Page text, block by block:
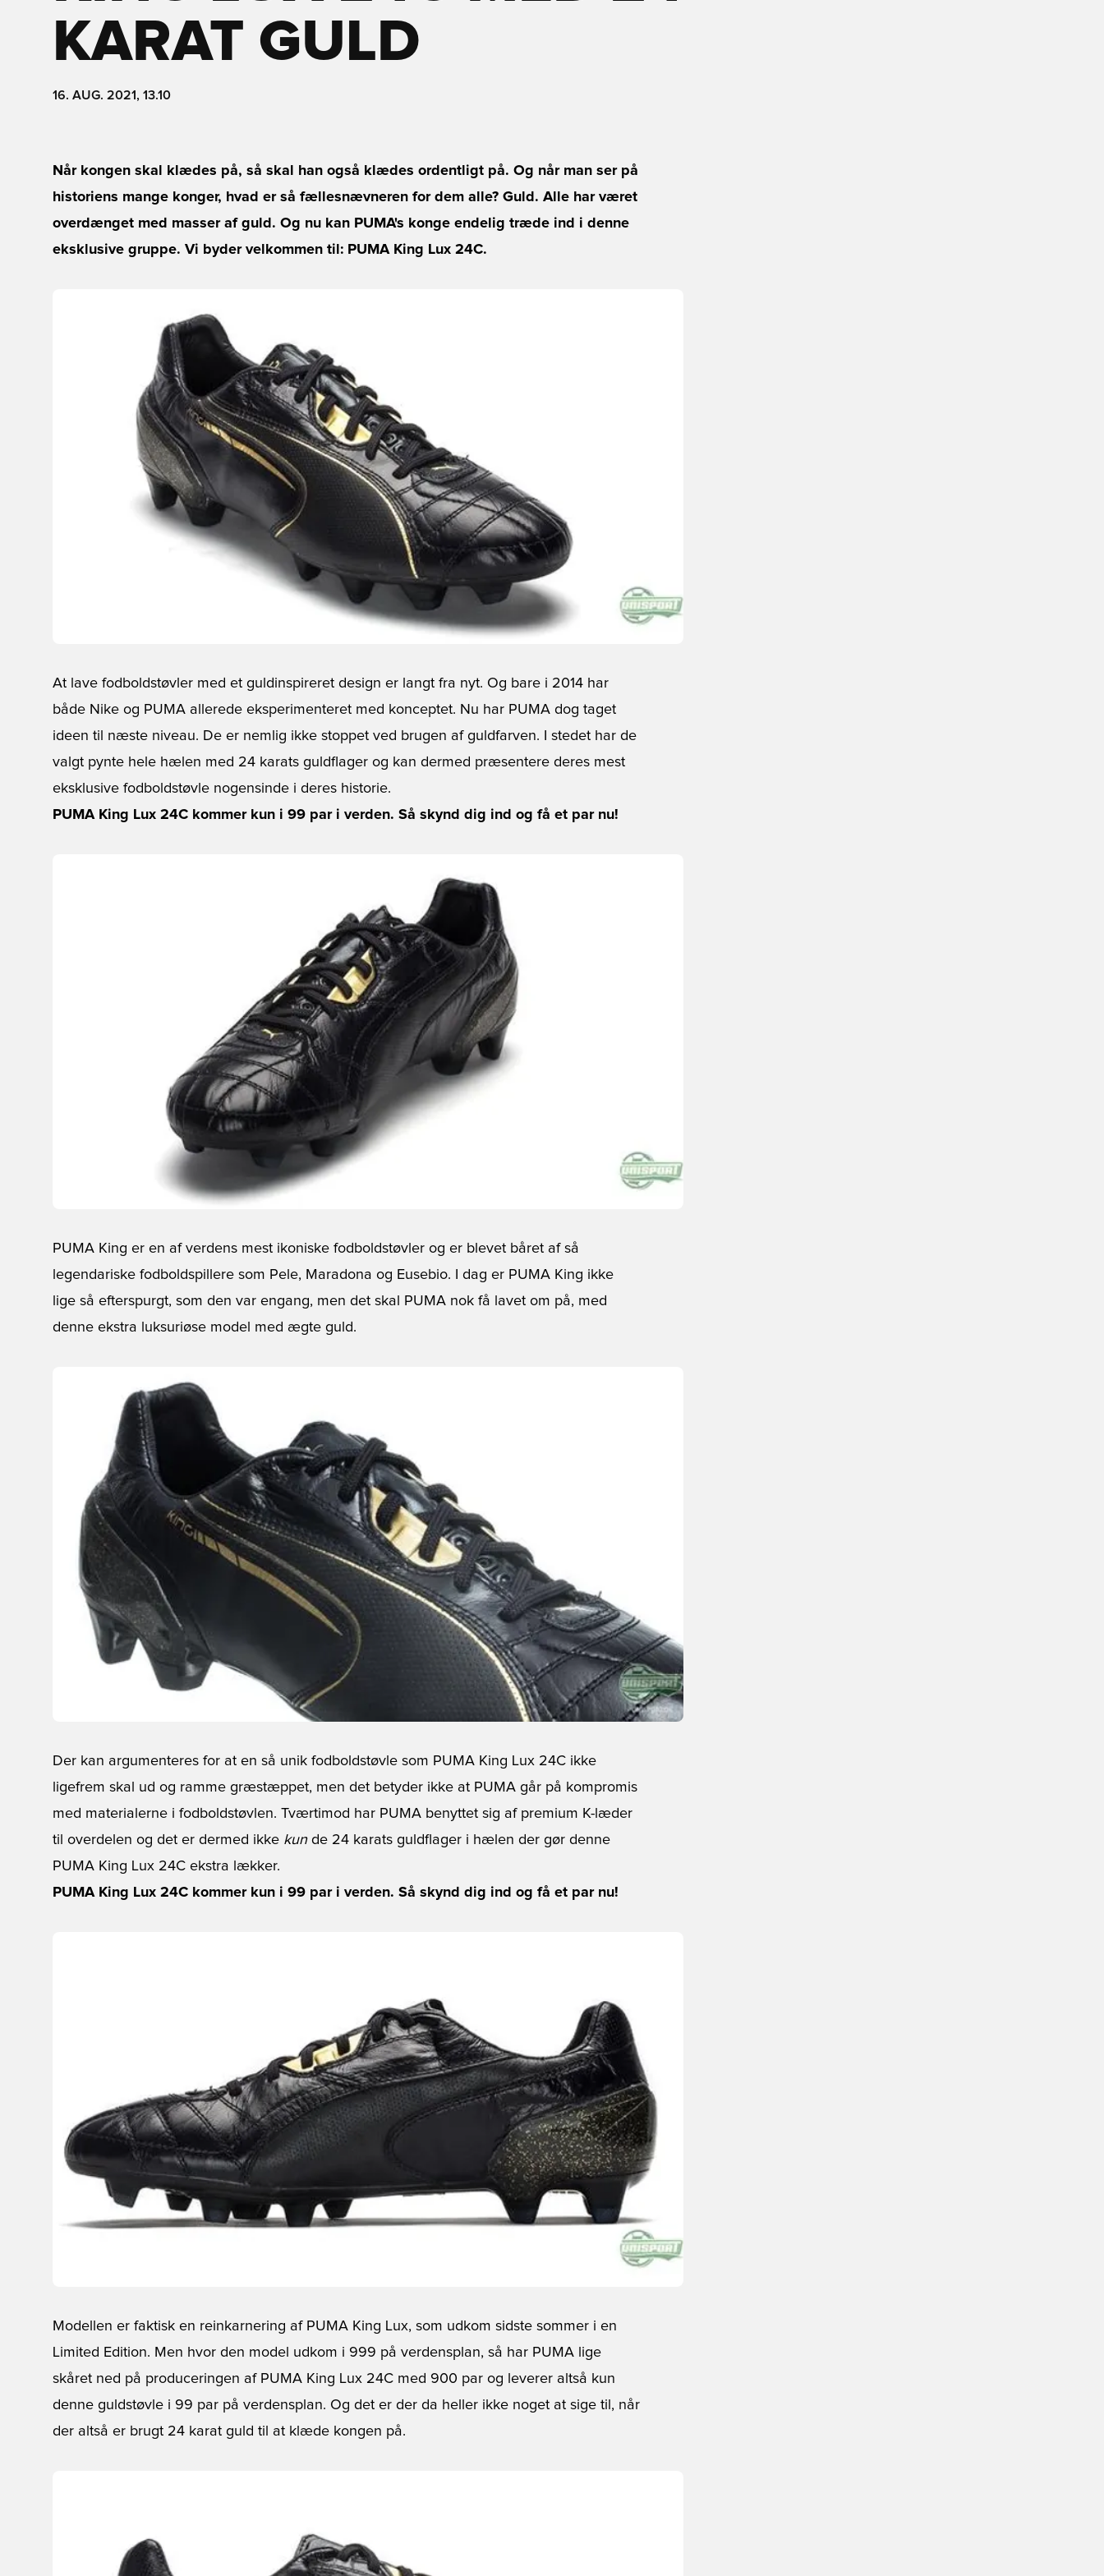
KARAT GULD
16. AUG. 2021, 13.10
Når kongen skal klædes på, så skal han også klædes ordentligt på. Og når man ser på
historiens mange konger, hvad er så fællesnævneren for dem alle? Guld. Alle har været
overdænget med masser af guld. Og nu kan PUMA's konge endelig træde ind i denne
eksklusive gruppe. Vi byder velkommen til: PUMA King Lux 24C.
At lave fodboldstøvler med et guldinspireret design er langt fra nyt. Og bare i 2014 har
både Nike og PUMA allerede eksperimenteret med konceptet. Nu har PUMA dog taget
ideen til næste niveau. De er nemlig ikke stoppet ved brugen af guldfarven. I stedet har de
valgt pynte hele hælen med 24 karats guldflager og kan dermed præsentere deres mest
eksklusive fodboldstøvle nogensinde i deres historie.
PUMA King Lux 24C kommer kun i 99 par i verden. Så skynd dig ind og få et par nu!
PUMA King er en af verdens mest ikoniske fodboldstøvler og er blevet båret af så
legendariske fodboldspillere som Pele, Maradona og Eusebio. I dag er PUMA King ikke
lige så efterspurgt, som den var engang, men det skal PUMA nok få lavet om på, med
denne ekstra luksuriøse model med ægte guld.
Der kan argumenteres for at en så unik fodboldstøvle som PUMA King Lux 24C ikke
ligefrem skal ud og ramme græstæppet, men det betyder ikke at PUMA går på kompromis
med materialerne i fodboldstøvlen. Tværtimod har PUMA benyttet sig af premium K-læder
til overdelen og det er dermed ikke kunde 24 karats guldflager i hælen der gør denne
PUMA King Lux 24C ekstra lækker.
PUMA King Lux 24C kommer kun i 99 par i verden. Så skynd dig ind og få et par nu!
Modellen er faktisk en reinkarnering af PUMA King Lux, som udkom sidste sommer i en
Limited Edition. Men hvor den model udkom i 999 på verdensplan, så har PUMA lige
skåret ned på produceringen af PUMA King Lux 24C med 900 par og leverer altså kun
denne guldstøvle i 99 par på verdensplan. Og det er der da heller ikke noget at sige til, når
der altså er brugt 24 karat guld til at klæde kongen på.